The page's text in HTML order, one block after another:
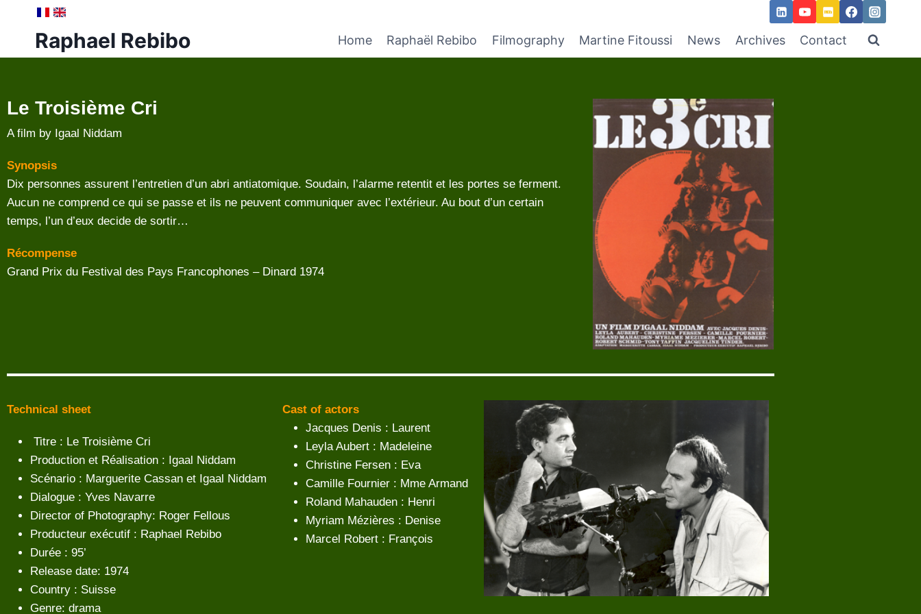
Raphael Rebibo Home Raphaël Rebibo Filmography Martine Fitoussi News Archives Contact
Le Troisième Cri
A film by Igaal Niddam
Synopsis
Dix personnes assurent l’entretien d’un abri antiatomique. Soudain, l’alarme retentit et les portes se ferment.
Aucun ne comprend ce qui se passe et ils ne peuvent communiquer avec l’extérieur. Au bout d’un certain
temps, l’un d’eux decide de sortir…
Récompense
Grand Prix du Festival des Pays Francophones – Dinard 1974
Technical sheet
Titre : Le Troisième Cri
Production et Réalisation : Igaal Niddam
Scénario : Marguerite Cassan et Igaal Niddam
Dialogue : Yves Navarre
Director of Photography: Roger Fellous
Producteur exécutif : Raphael Rebibo
Durée : 95’
Release date: 1974
Country : Suisse
Genre: drama
Cast of actors
Jacques Denis : Laurent
Leyla Aubert : Madeleine
Christine Fersen : Eva
Camille Fournier : Mme Armand
Roland Mahauden : Henri
Myriam Mézières : Denise
Marcel Robert : François